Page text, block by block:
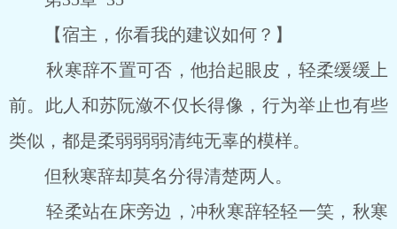
【宿主，你看我的建议如何？】
秋寒辞不置可否，他抬起眼皮，轻柔缓缓上
前。此人和苏阮潋不仅长得像，行为举止也有些
类似，都是柔弱弱弱清纯无辜的模样。
但秋寒辞却莫名分得清楚两人。
轻柔站在床旁边，冲秋寒辞轻轻一笑，秋寒